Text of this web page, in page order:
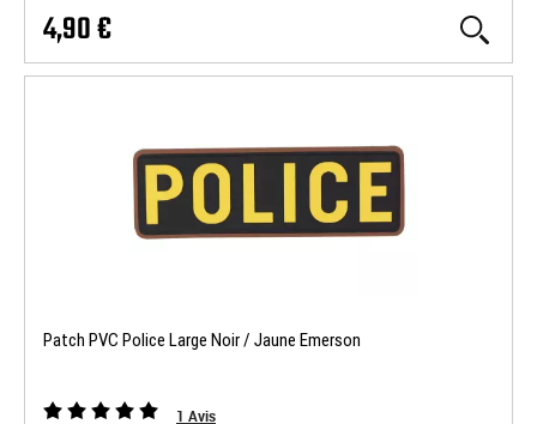
4,90 €
Patch PVC Police Large Noir / Jaune Emerson
1 Avis